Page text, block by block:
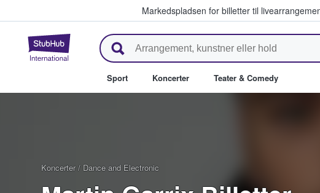
Markedspladsen for billetter til
StubHub - Hvor fans køber og sælger
Sport Koncerter Teater & Comedy
Koncerter / Dance and Electronic